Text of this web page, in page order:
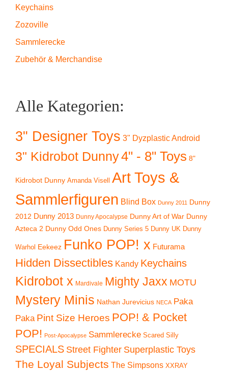
Keychains
Zozoville
Sammlerecke
Zubehör & Merchandise
Alle Kategorien:
3" Designer Toys 3" Dyzplastic Android
3" Kidrobot Dunny4" - 8" Toys 8"
Kidrobot Dunny Amanda Visell
Art Toys &
Sammlerfiguren Blind Box Dunny 2011
Dunny
2012 Dunny 2013 Dunny Apocalypse Dunny Art of War Dunny
Azteca 2 Dunny Odd Ones Dunny Series 5 Dunny UK Dunny
Warhol Eekeez Funko POP! x Futurama
Hidden Dissectibles Kandy Keychains
Kidrobot x Mardivale Mighty Jaxx MOTU
Mystery Minis Nathan Jurevicius NECA Paka
Paka Pint Size Heroes POP! & Pocket
POP! Post-Apocalypse Sammlerecke Scared Silly
SPECIALS Street Fighter Superplastic Toys
The Loyal Subjects The Simpsons XXRAY